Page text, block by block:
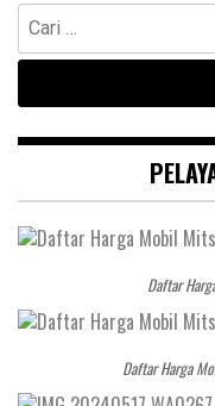
Cari
untuk:
Daftar
Daftar Harga